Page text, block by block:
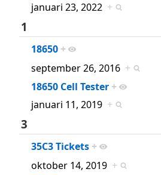
januari 23, 2022 +
1
18650 +
september 26, 2016 +
18650 Cell Tester +
januari 11, 2019 +
3
35C3 Tickets +
oktober 14, 2019 +